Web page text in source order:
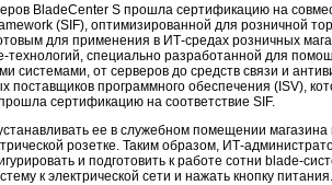
BladeCenter S прошла сертификацию на
(SIF), оптимизированной для розничной
для применения в ИТ-средах розничных
специально разработанной для
системами, от серверов до средств связи и
программного обеспечения (ISV),
сертификацию на соответствие SIF.
ее в служебном помещении магазина
розетке. Таким образом, ИТ-
и подготовить к работе сотни blade-
к электрической сети и нажать кнопку питания.